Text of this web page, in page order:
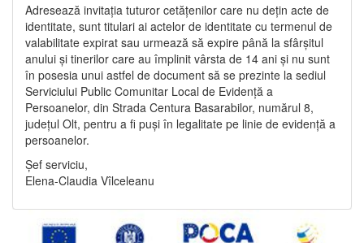
Adresează invitația tuturor cetățenilor care nu dețin acte de
identitate, sunt titulari ai actelor de identitate cu termenul de
valabilitate expirat sau urmează să expire până la sfârșitul
anului și tinerilor care au împlinit vârsta de 14 ani și nu sunt
în posesia unui astfel de document să se prezinte la sediul
Serviciului Public Comunitar Local de Evidență a
Persoanelor, din Strada Centura Basarabilor, numărul 8,
județul Olt, pentru a fi puși în legalitate pe linie de evidență a
persoanelor.
Șef serviciu,
Elena-Claudia Vîlceleanu